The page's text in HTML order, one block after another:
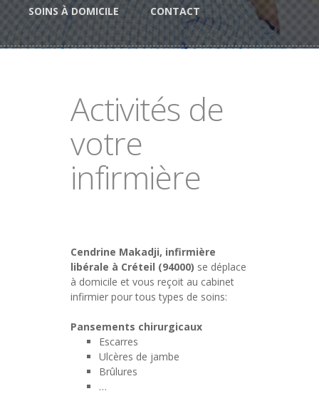
SOINS À DOMICILE CONTACT
Activités de
votre
infirmière
Cendrine Makadji, infirmière
libérale à Créteil (94000) se déplace
à domicile et vous reçoit au cabinet
infirmier pour tous types de soins:
Pansements chirurgicaux
Escarres
Ulcères de jambe
Brûlures
…